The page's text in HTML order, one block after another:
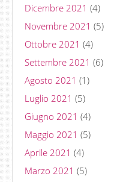
Dicembre 2021 (4)
Novembre 2021 (5)
Ottobre 2021 (4)
Settembre 2021 (6)
Agosto 2021 (1)
Luglio 2021 (5)
Giugno 2021 (4)
Maggio 2021 (5)
Aprile 2021 (4)
Marzo 2021 (5)